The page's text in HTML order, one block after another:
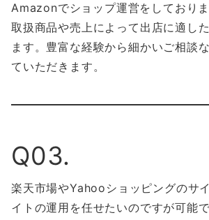
Amazonでショップ運営をしておりま
取扱商品や売上によって出店に適し
ます。豊富な経験から細かいご相談
ていただきます。
Q03.
楽天市場やYahooショッピングのサ
イトの運用を任せたいのですが可能